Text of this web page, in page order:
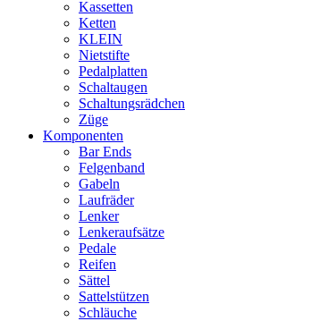
Kassetten
Ketten
KLEIN
Nietstifte
Pedalplatten
Schaltaugen
Schaltungsrädchen
Züge
Komponenten
Bar Ends
Felgenband
Gabeln
Laufräder
Lenker
Lenkeraufsätze
Pedale
Reifen
Sättel
Sattelstützen
Schläuche